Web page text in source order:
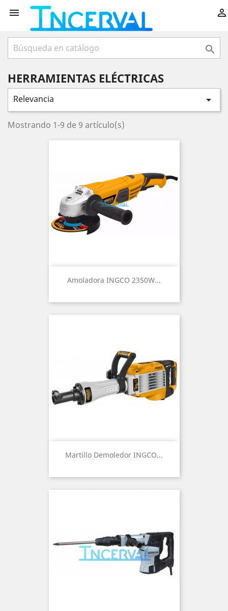
 

HERRAMIENTAS ELÉCTRICAS
Relevancia 
Mostrando 1-9 de 9 artículo(s)
Amoladora INGCO 2350W...
Martillo Demoledor INGCO...